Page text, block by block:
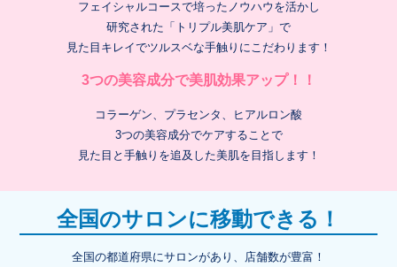
フェイシャルコースで培ったノウハウを活かし
研究された「トリプル美肌ケア」で
見た目キレイでツルスベな手触りにこだわります！
3つの美容成分で美肌効果アップ！！
コラーゲン、プラセンタ、ヒアルロン酸
3つの美容成分でケアすることで
見た目と手触りを追及した美肌を目指します！
全国のサロンに移動できる！
全国の都道府県にサロンがあり、店舗数が豊富！